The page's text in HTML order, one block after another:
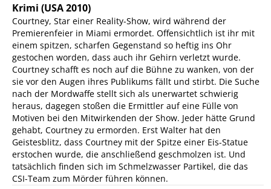
Krimi (USA 2010)
Courtney, Star einer Reality-Show, wird während der
Premierenfeier in Miami ermordet. Offensichtlich ist ihr mit
einem spitzen, scharfen Gegenstand so heftig ins Ohr
gestochen worden, dass auch ihr Gehirn verletzt wurde.
Courtney schafft es noch auf die Bühne zu wanken, von der
sie vor den Augen ihres Publikums fällt und stirbt. Die Suche
nach der Mordwaffe stellt sich als unerwartet schwierig
heraus, dagegen stoßen die Ermittler auf eine Fülle von
Motiven bei den Mitwirkenden der Show. Jeder hätte Grund
gehabt, Courtney zu ermorden. Erst Walter hat den
Geistesblitz, dass Courtney mit der Spitze einer Eis-Statue
erstochen wurde, die anschließend geschmolzen ist. Und
tatsächlich finden sich im Schmelzwasser Partikel, die das
CSI-Team zum Mörder führen können.